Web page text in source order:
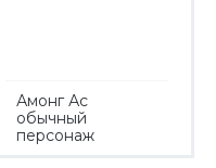
Амонг Ас
обычный
персонаж